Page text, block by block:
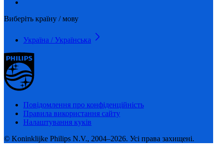
Виберіть країну / мову
Україна / Українська
Повідомлення про конфіденційність
Правила використання сайту
Налаштування куків
© Koninklijke Philips N.V., 2004–2026. Усі права захищені.